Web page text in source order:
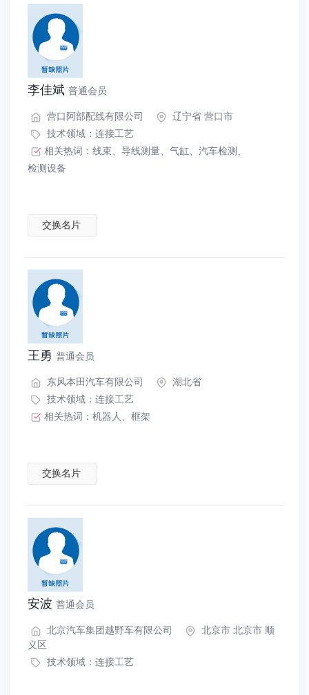
李佳斌 普通会员
营口阿部配线有限公司
辽宁省 营口市
技术领域： 连接工艺
相关热词： 线束、 导线测量、 气缸、 汽车检测、
检测设备
交换名片
王勇 普通会员
东风本田汽车有限公司
湖北省
技术领域： 连接工艺
相关热词： 机器人 、 框架
交换名片
安波 普通会员
北京汽车集团越野车有限公司
北京市 北京市 顺
义区
技术领域： 连接工艺